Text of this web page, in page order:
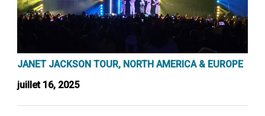
JANET JACKSON TOUR, NORTH AMERICA & EUROPE
juillet 16, 2025